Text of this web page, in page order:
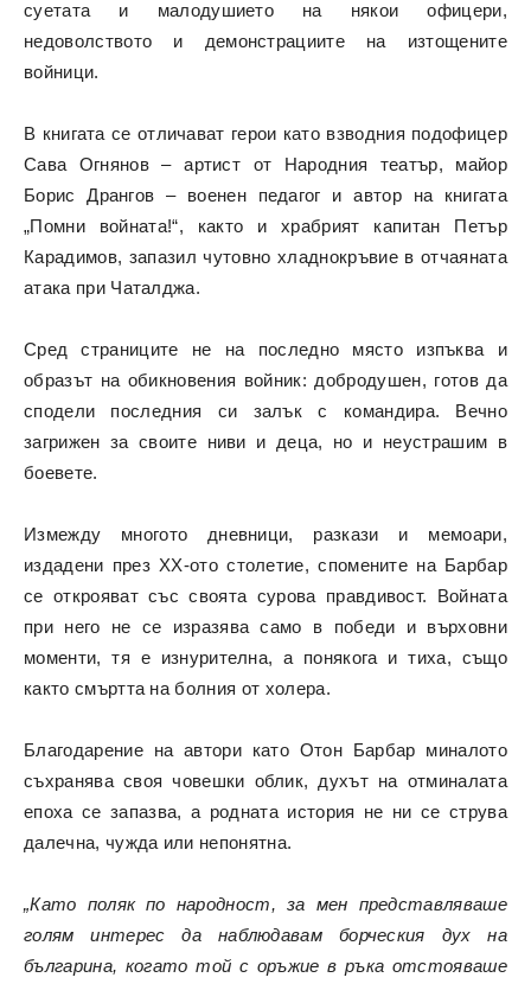
суетата и малодушието на някои офицери,
недоволството и демонстрациите на изтощените
войници.
В книгата се отличават герои като взводния подофицер
Сава Огнянов – артист от Народния театър, майор
Борис Дрангов – военен педагог и автор на книгата
„Помни войната!“, както и храбрият капитан Петър
Карадимов, запазил чутовно хладнокръвие в отчаяната
атака при Чаталджа.
Сред страниците не на последно място изпъква и
образът на обикновения войник: добродушен, готов да
сподели последния си залък с командира. Вечно
загрижен за своите ниви и деца, но и неустрашим в
боевете.
Измежду многото дневници, разкази и мемоари,
издадени през XX-ото столетие, спомените на Барбар
се открояват със своята сурова правдивост. Войната
при него не се изразява само в победи и върховни
моменти, тя е изнурителна, а понякога и тиха, също
както смъртта на болния от холера.
Благодарение на автори като Отон Барбар миналото
съхранява своя човешки облик, духът на отминалата
епоха се запазва, а родната история не ни се струва
далечна, чужда или непонятна.
„Като поляк по народност, за мен представляваше
голям интерес да наблюдавам борческия дух на
българина, когато той с оръжие в ръка отстояваше